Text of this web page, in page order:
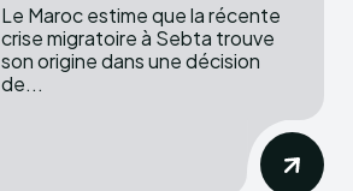
Le Maroc estime que la récente
crise migratoire à Sebta trouve
son origine dans une décision
de...